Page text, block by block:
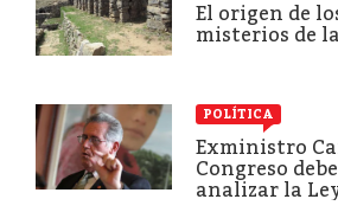
El origen de
misterios de
POLÍTICA
Exministro
Congreso
analizar la